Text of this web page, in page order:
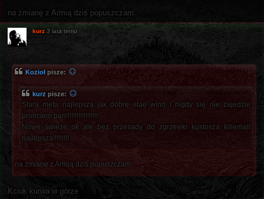
na zmianę z Armią dziś popuszczam
kurz 3 lata temu
Kozioł pisze:
kurz pisze:
Stara meta najlepsza jak dobre stae wino i nigdy się nie zajedzie
pronciem pan!!!!!!!!!!!!!!!!!!
Nowe świeże ok ale bez przesady do zgrzewki kustosza killemall
najlepsza!!!!!!!!!
na zmianę z Armią dziś popuszczam
Kciuk kurwa w górze